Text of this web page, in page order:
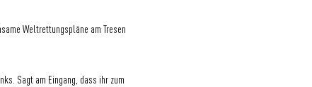
Weltrettungspläne am Tresen
Sagt am Eingang, dass ihr zum